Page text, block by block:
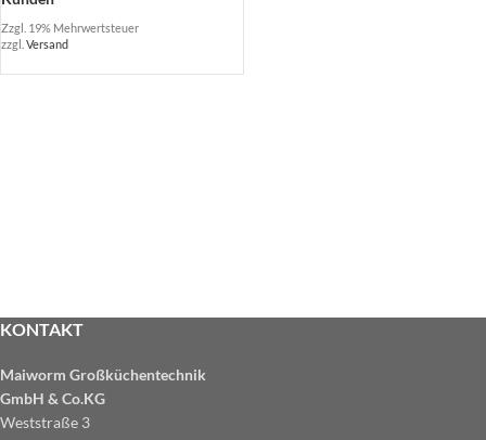
Zzgl. 19% Mehrwertsteuer
zzgl. Versand
KONTAKT
Maiworm Großküchentechnik
GmbH & Co.KG
Weststraße 3